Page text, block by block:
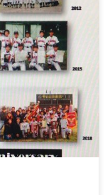
年8月12日